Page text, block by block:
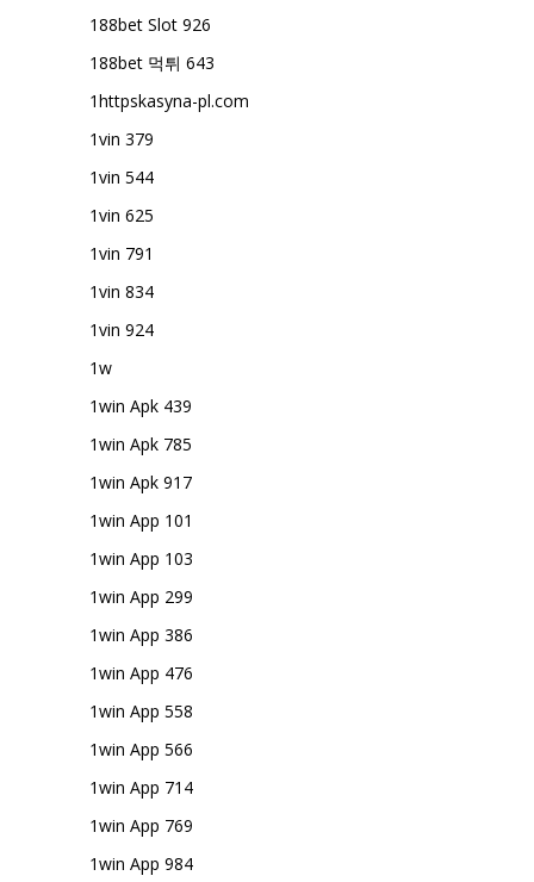
188bet Slot 926
188bet 먹튀 643
1httpskasyna-pl.com
1vin 379
1vin 544
1vin 625
1vin 791
1vin 834
1vin 924
1w
1win Apk 439
1win Apk 785
1win Apk 917
1win App 101
1win App 103
1win App 299
1win App 386
1win App 476
1win App 558
1win App 566
1win App 714
1win App 769
1win App 984